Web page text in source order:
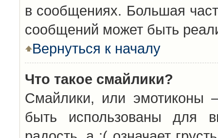
в сообщениях. Большая
сообщений может быть
Вернуться к началу
Что такое смайлики?
Смайлики, или эмотиконы
быть использованы для